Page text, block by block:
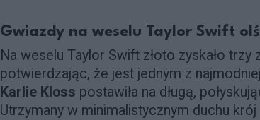
Gwiazdy na weselu Taylor Swift
Na weselu Taylor Swift złoto zyskało trzy
potwierdzając, że jest jednym z
Karlie Kloss postawiła na długą,
Utrzymany w minimalistycznym duchu krój